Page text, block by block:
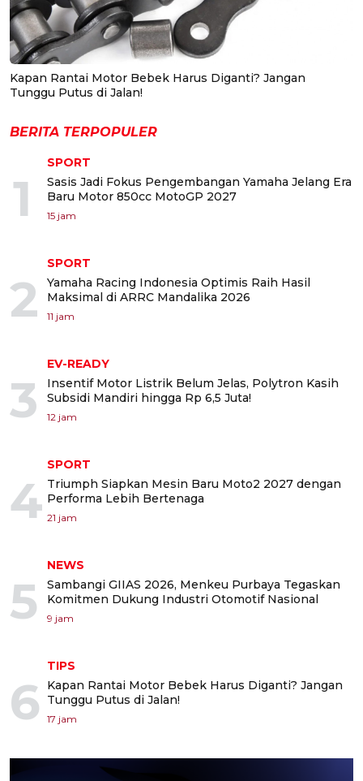
Kapan Rantai Motor Bebek Harus Diganti? Jangan
Tunggu Putus di Jalan!
BERITA TERPOPULER
1
SPORT
Sasis Jadi Fokus Pengembangan Yamaha Jelang Era
Baru Motor 850cc MotoGP 2027
15 jam
2
SPORT
Yamaha Racing Indonesia Optimis Raih Hasil
Maksimal di ARRC Mandalika 2026
11 jam
3
EV-READY
Insentif Motor Listrik Belum Jelas, Polytron Kasih
Subsidi Mandiri hingga Rp 6,5 Juta!
12 jam
4
SPORT
Triumph Siapkan Mesin Baru Moto2 2027 dengan
Performa Lebih Bertenaga
21 jam
5
NEWS
Sambangi GIIAS 2026, Menkeu Purbaya Tegaskan
Komitmen Dukung Industri Otomotif Nasional
9 jam
6
TIPS
Kapan Rantai Motor Bebek Harus Diganti? Jangan
Tunggu Putus di Jalan!
17 jam